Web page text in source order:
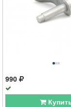
990